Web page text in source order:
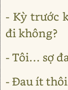
- Kỳ trước
đi không?
- Tôi… sợ
- Đau ít